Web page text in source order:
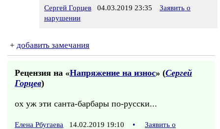
Сергей Горцев 04.03.2019 23:35
Заявить о
нарушении
+ добавить замечания
Рецензия на «Напряжение на износ» (Сергей
Горцев)
ох уж эти санта-барбары по-русски...
Елена Рбугаева 14.02.2019 19:10 •
Заявить о